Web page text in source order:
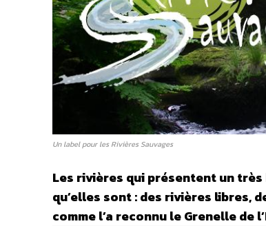
Un label pour les Rivières Sauvages
Les rivières qui présentent un
qu’elles sont : des rivières libres,
comme l’a reconnu le Grenelle de